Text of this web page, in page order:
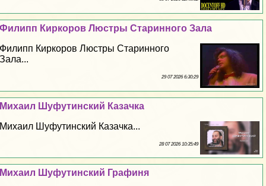
Филипп Киркоров Люстры Старинного Зала
Филипп Киркоров Люстры Старинного
Зала...
29 07 2026 6:30:29
Михаил Шуфутинский Казачка
Михаил Шуфутинский Казачка...
28 07 2026 10:35:49
Михаил Шуфутинский Графиня